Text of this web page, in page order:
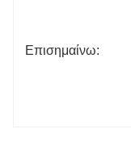
Επισημαίνω: